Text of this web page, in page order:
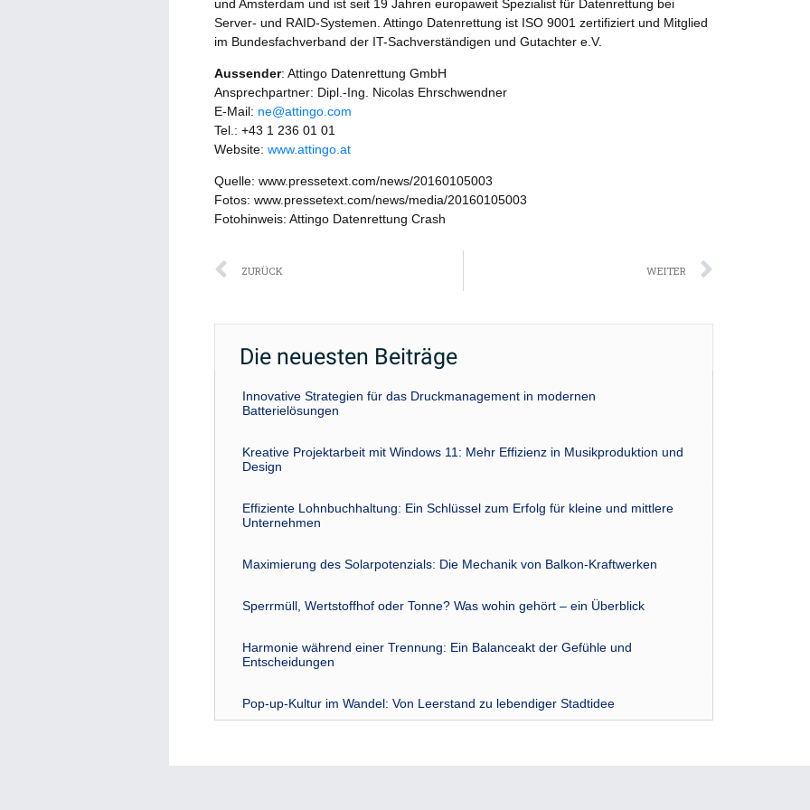
und Amsterdam und ist seit 19 Jahren europaweit Spezialist für Datenrettung bei
Server- und RAID-Systemen. Attingo Datenrettung ist ISO 9001 zertifiziert und Mitglied
im Bundesfachverband der IT-Sachverständigen und Gutachter e.V.
Aussender: Attingo Datenrettung GmbH
Ansprechpartner: Dipl.-Ing. Nicolas Ehrschwendner
E-Mail: ne@attingo.com
Tel.: +43 1 236 01 01
Website: www.attingo.at
Quelle: www.pressetext.com/news/20160105003
Fotos: www.pressetext.com/news/media/20160105003
Fotohinweis: Attingo Datenrettung Crash
Zurück
ZURÜCK WEITER
Die neuesten Beiträge
Innovative Strategien für das Druckmanagement in modernen
Batterielösungen
Kreative Projektarbeit mit Windows 11: Mehr Effizienz in Musikproduktion und
Design
Effiziente Lohnbuchhaltung: Ein Schlüssel zum Erfolg für kleine und mittlere
Unternehmen
Maximierung des Solarpotenzials: Die Mechanik von Balkon-Kraftwerken
Sperrmüll, Wertstoffhof oder Tonne? Was wohin gehört – ein Überblick
Harmonie während einer Trennung: Ein Balanceakt der Gefühle und
Entscheidungen
Pop-up-Kultur im Wandel: Von Leerstand zu lebendiger Stadtidee